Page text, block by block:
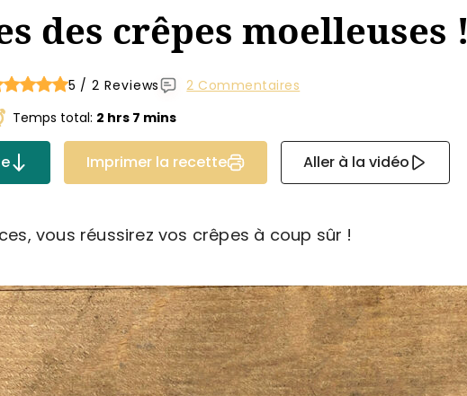
des crêpes moelleuses !
5 / 2 Reviews
2 Commentaires
Temps total: 2 hrs 7 mins
Imprimer la recette Aller à la vidéo
vous réussirez vos crêpes à coup sûr !